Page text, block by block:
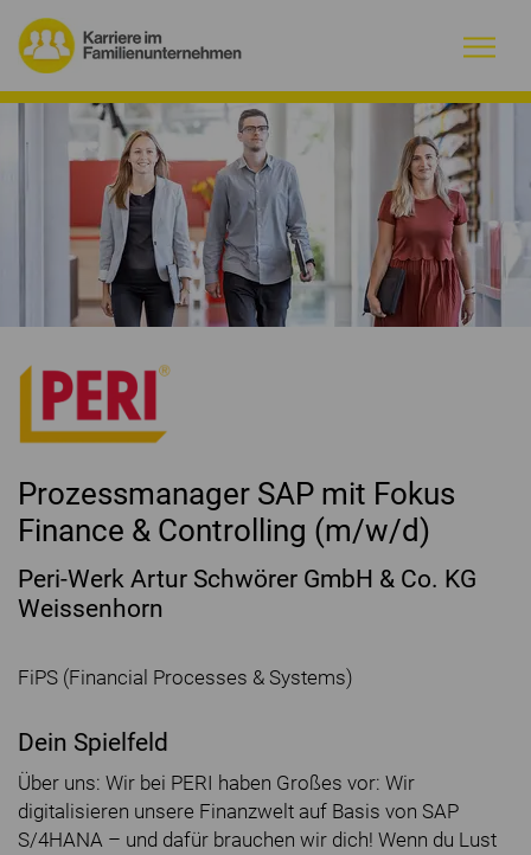
Warum Familienunternehmen?
Firmenprofile
Jobs
Magazin
Initiative
Prozessmanager SAP mit Fokus
Finance & Controlling (m/w/d)
Peri-Werk Artur Schwörer GmbH & Co. KG
Weissenhorn
FiPS (Financial Processes & Systems)
Dein Spielfeld
Über uns: Wir bei PERI haben Großes vor: Wir
digitalisieren unsere Finanzwelt auf Basis von SAP
S/4HANA – und dafür brauchen wir dich! Wenn du Lust